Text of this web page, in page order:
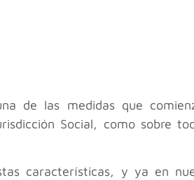
de las medidas que
Social, como sobre
características, y ya en